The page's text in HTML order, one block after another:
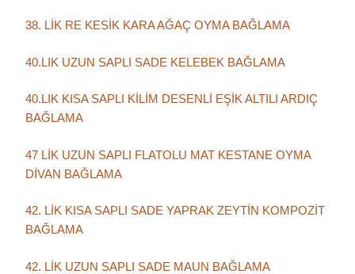
38. LİK RE KESİK KARA AĞAÇ OYMA BAĞLAMA
40.LIK UZUN SAPLI SADE KELEBEK BAĞLAMA
40.LIK KISA SAPLI KİLİM DESENLİ EŞİK ALTILI ARDIÇ
BAĞLAMA
47 LİK UZUN SAPLI FLATOLU MAT KESTANE OYMA
DİVAN BAĞLAMA
42. LİK KISA SAPLI SADE YAPRAK ZEYTİN KOMPOZİT
BAĞLAMA
42. LİK UZUN SAPLI SADE MAUN BAĞLAMA